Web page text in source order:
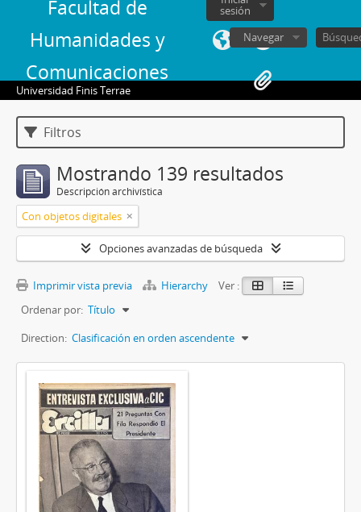
Facultad de
Humanidades y
Comunicaciones
sesión
Navegar
Universidad Finis Terrae
Filtros
Mostrando 139 resultados
Descripción archivística
Con objetos digitales
Opciones avanzadas de búsqueda
Imprimir vista previa Hierarchy
Ver :
Ordenar por: Título
Direction: Clasificación en orden ascendente